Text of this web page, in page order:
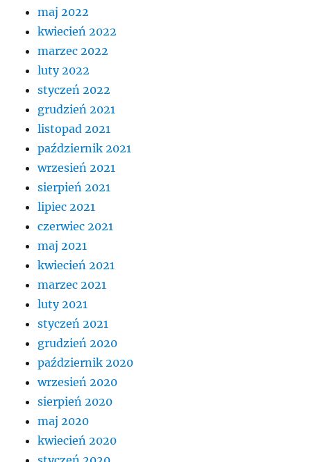
maj 2022
kwiecień 2022
marzec 2022
luty 2022
styczeń 2022
grudzień 2021
listopad 2021
październik 2021
wrzesień 2021
sierpień 2021
lipiec 2021
czerwiec 2021
maj 2021
kwiecień 2021
marzec 2021
luty 2021
styczeń 2021
grudzień 2020
październik 2020
wrzesień 2020
sierpień 2020
maj 2020
kwiecień 2020